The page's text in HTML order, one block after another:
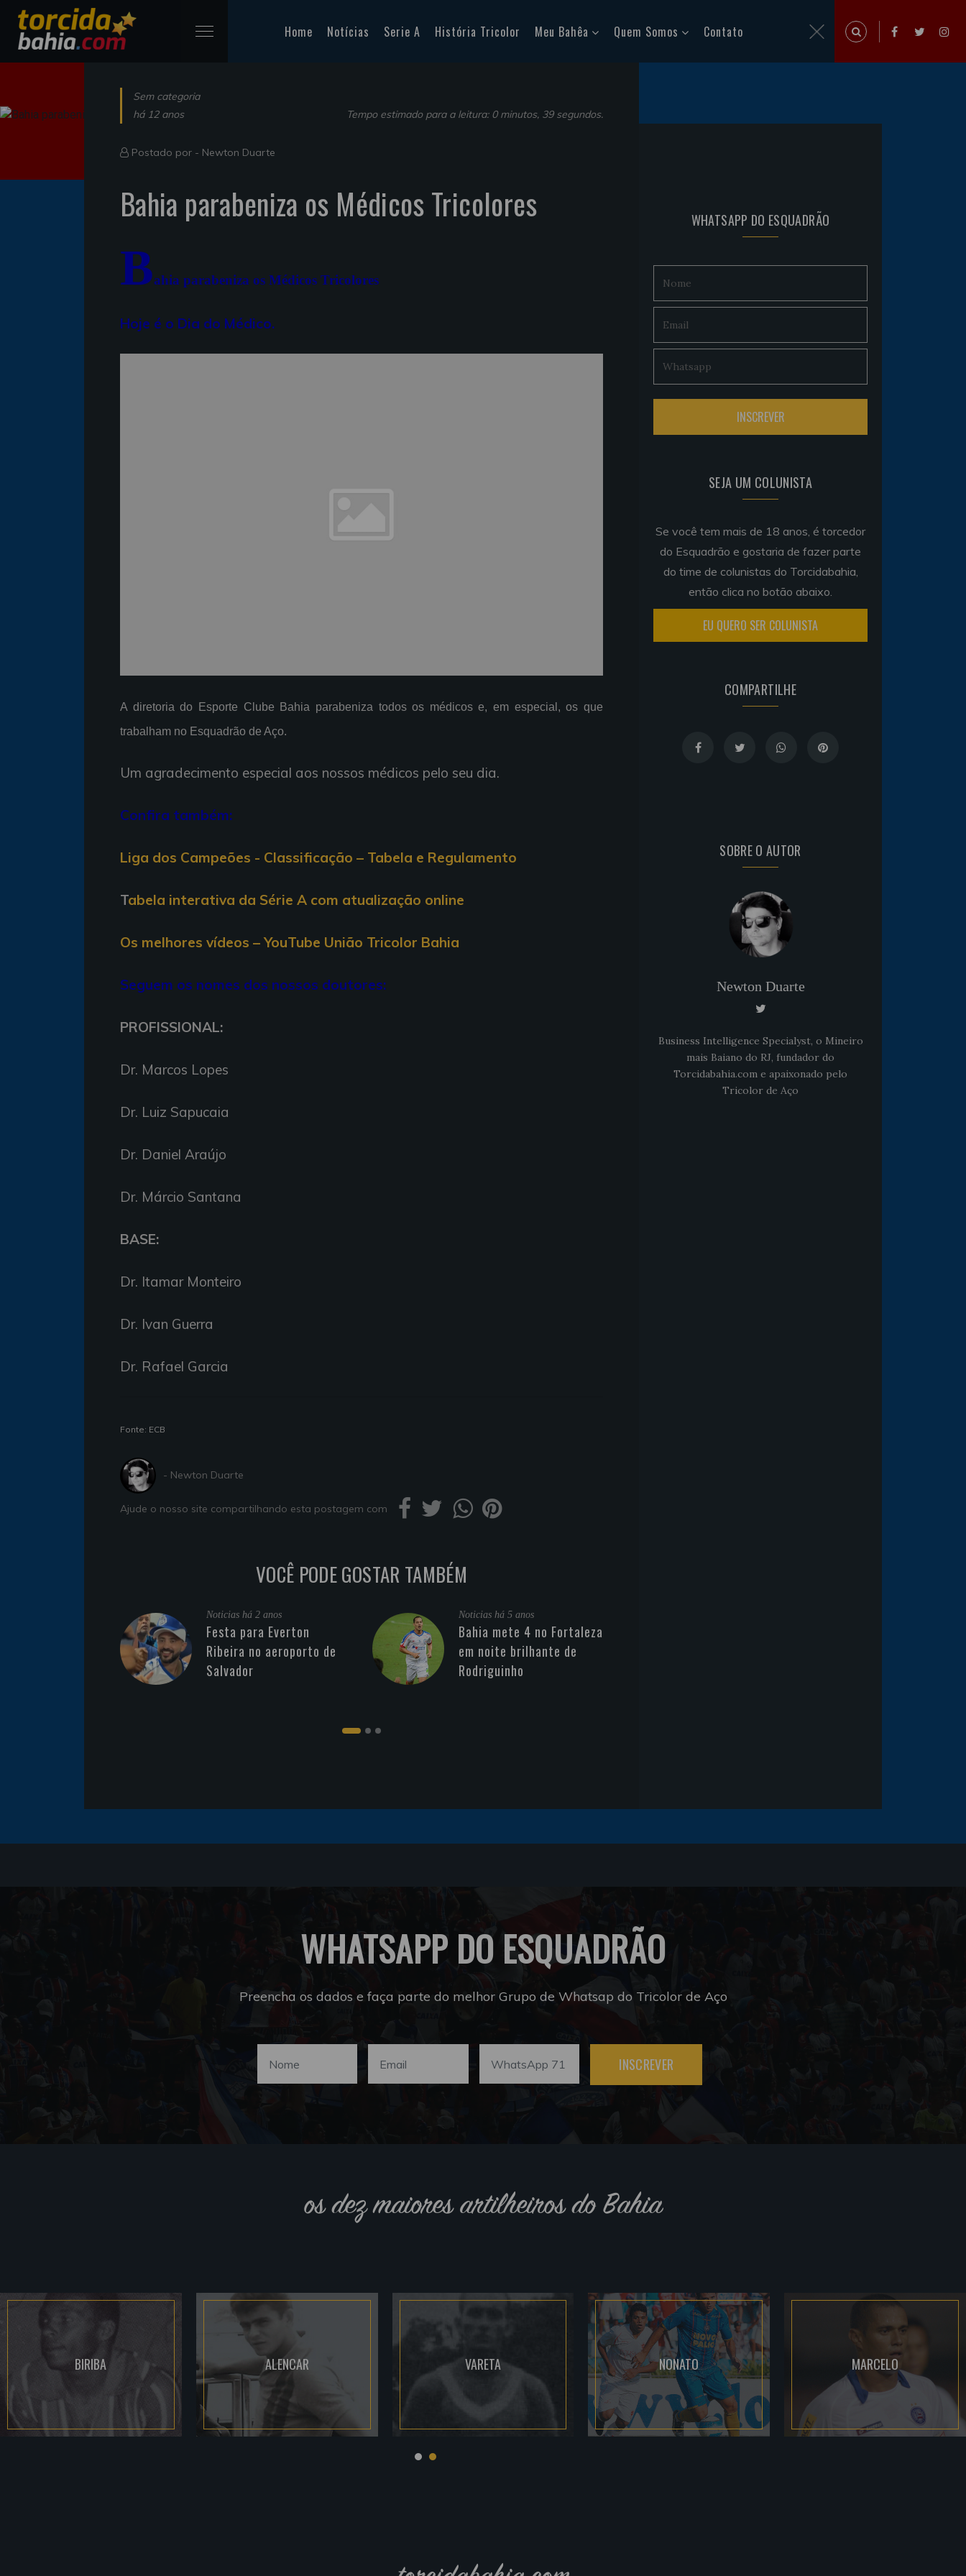
Home Notícias Serie A História Tricolor Meu Bahêa Quem Somos Contato
Sem categoria
há 12 anos
Tempo estimado para a leitura: 0 minutos, 39 segundos.
Postado por - Newton Duarte
Bahia parabeniza os Médicos Tricolores
Bahia parabeniza os Médicos Tricolores
Hoje é o Dia do Médico.
A diretoria do Esporte Clube Bahia parabeniza todos os médicos e, em especial, os que
trabalham no Esquadrão de Aço.
Um agradecimento especial aos nossos médicos pelo seu dia.
Confira também:
Liga dos Campeões - Classificação – Tabela e Regulamento
Tabela interativa da Série A com atualização online
Os melhores vídeos – YouTube União Tricolor Bahia
Seguem os nomes dos nossos doutores:
PROFISSIONAL:
Dr. Marcos Lopes
Dr. Luiz Sapucaia
Dr. Daniel Araújo
Dr. Márcio Santana
BASE:
Dr. Itamar Monteiro
Dr. Ivan Guerra
Dr. Rafael Garcia
Fonte: ECB
- Newton Duarte
Ajude o nosso site compartilhando esta postagem com
VOCÊ PODE GOSTAR TAMBÉM
Noticias há 2 anos
Festa para Everton
Ribeira no aeroporto de
Salvador
Noticias há 5 anos
Bahia mete 4 no Fortaleza
em noite brilhante de
Rodriguinho
WHATSAPP DO ESQUADRÃO
SEJA UM COLUNISTA
Se você tem mais de 18 anos, é torcedor
do Esquadrão e gostaria de fazer parte
do time de colunistas do Torcidabahia,
então clica no botão abaixo.
EU QUERO SER COLUNISTA
COMPARTILHE
SOBRE O AUTOR
Newton Duarte
Business Intelligence Specialyst, o Mineiro
mais Baiano do RJ, fundador do
Torcidabahia.com e apaixonado pelo
Tricolor de Aço
WHATSAPP DO ESQUADRÃO
Preencha os dados e faça parte do melhor Grupo de Whatsap do Tricolor de Aço
INSCREVER
os dez maiores artilheiros do Bahia
BIRIBA ALENCAR VARETA NONATO MARCELO